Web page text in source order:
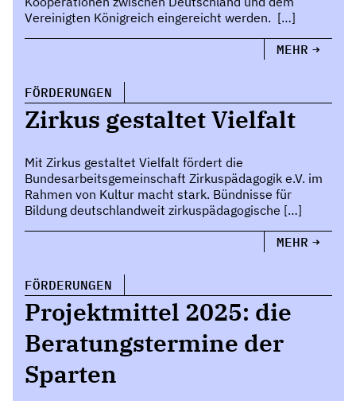
Vereinigten Königreich eingereicht werden. […]
MEHR
FÖRDERUNGEN
Zirkus gestaltet Vielfalt
Mit Zirkus gestaltet Vielfalt fördert die
Bundesarbeitsgemeinschaft Zirkuspädagogik e.V. im
Rahmen von Kultur macht stark. Bündnisse für
Bildung deutschlandweit zirkuspädagogische […]
MEHR
FÖRDERUNGEN
Projektmittel 2025: die
Beratungstermine der
Sparten